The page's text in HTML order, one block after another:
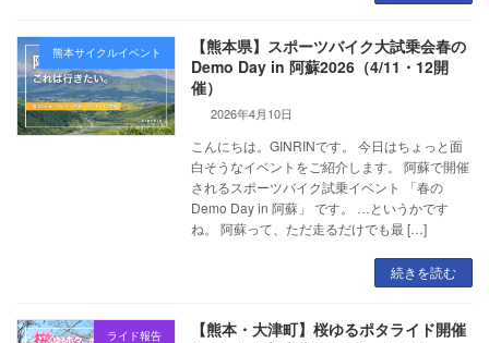
熊本サイクルイベント
【熊本県】スポーツバイク大試乗会春の
Demo Day in 阿蘇2026（4/11・12開
催）
2026年4月10日
こんにちは。GINRINです。 今日はちょっと面
白そうなイベントをご紹介します。 阿蘇で開催
されるスポーツバイク試乗イベント 「春の
Demo Day in 阿蘇」 です。 …というかです
ね。 阿蘇って、ただ走るだけでも最 […]
続きを読む
ライド報告
【熊本・大津町】桜ゆるポタライド開催